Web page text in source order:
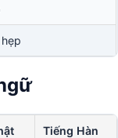
Tiếng Hàn